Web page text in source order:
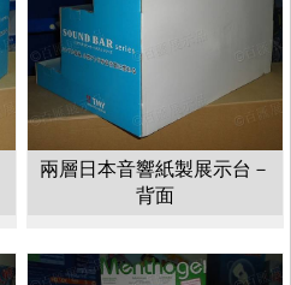
兩層日本音響紙製展示台－
背面